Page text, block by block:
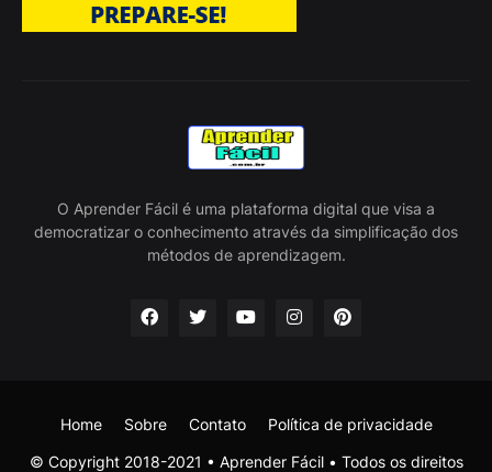
O Aprender Fácil é uma plataforma digital que visa a
democratizar o conhecimento através da simplificação dos
métodos de aprendizagem.
© Copyright 2018-2021 • Aprender Fácil • Todos os direitos
Home Sobre Contato Política de privacidade